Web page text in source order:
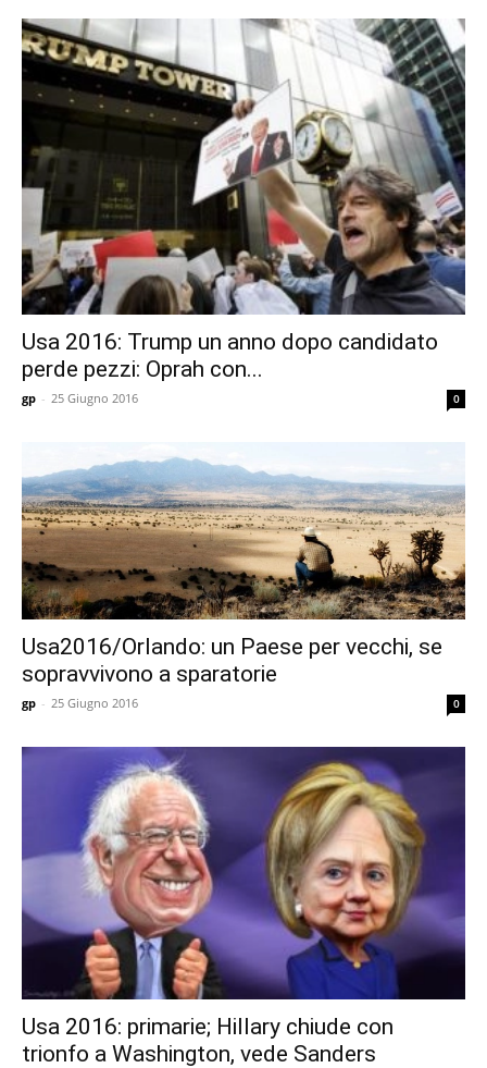
Usa 2016: Trump un anno dopo candidato
perde pezzi: Oprah con...
gp - 25 Giugno 2016 0
Usa2016/Orlando: un Paese per vecchi, se
sopravvivono a sparatorie
gp - 25 Giugno 2016 0
Usa 2016: primarie; Hillary chiude con
trionfo a Washington, vede Sanders